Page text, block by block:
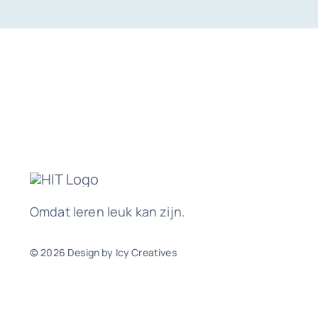
Omdat leren leuk kan zijn.
© 2026 Design by Icy Creatives